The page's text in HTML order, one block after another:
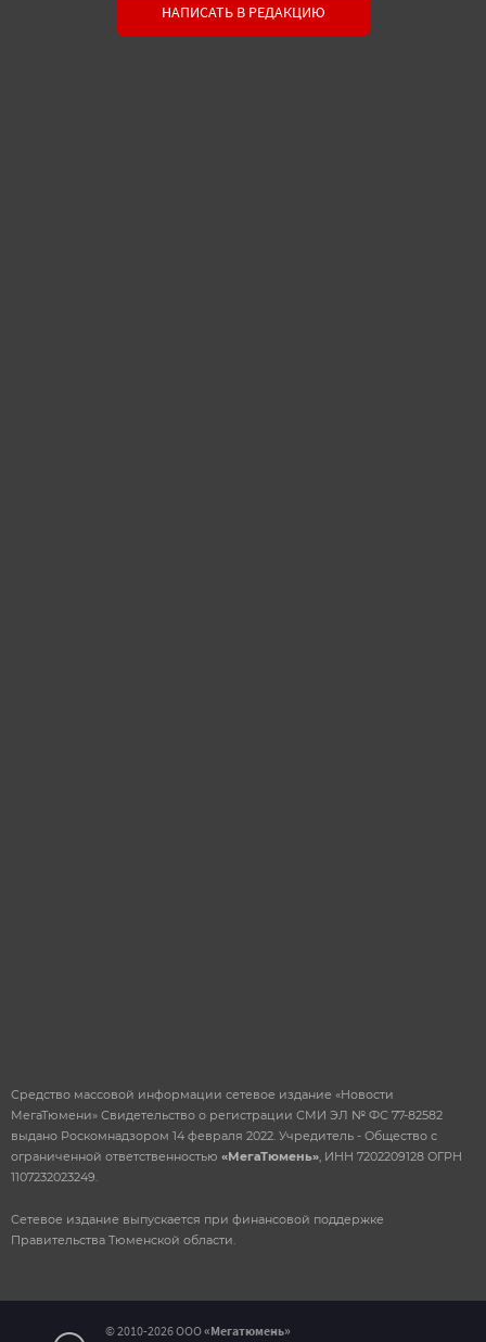
НАПИСАТЬ В РЕДАКЦИЮ
Оставьте свои настоящие контактные данные,
Сетевое издание выпускается при финансовой поддержке
Правительства Тюменской области.
Средство массовой информации сетевое издание «Новости
МегаТюмени» Свидетельство о регистрации СМИ ЭЛ № ФС 77-82582
выдано Роскомнадзором 14 февраля 2022. Учредитель - Общество с
ограниченной ответственностью «МегаТюмень» , ИНН 7202209128 ОГРН
1107232023249.
© 2010-2026 ООО«Мегатюмень»